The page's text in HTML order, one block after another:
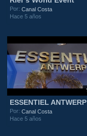
Por:Canal Costa
Hace 5 años
ESSENTIEL ANTWERP
Por:Canal Costa
Hace 5 años